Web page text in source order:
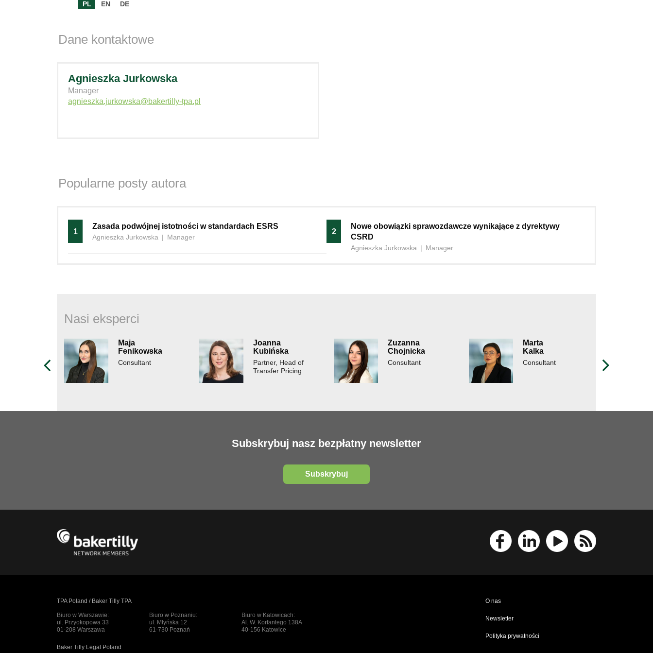
PL EN DE
Dane kontaktowe
Agnieszka Jurkowska
Manager
agnieszka.jurkowska@bakertilly-tpa.pl
Popularne posty autora
1
Zasada podwójnej istotności w standardach ESRS
Agnieszka Jurkowska | Manager
2
Nowe obowiązki sprawozdawcze wynikające z dyrektywy
CSRD
Agnieszka Jurkowska | Manager
Nasi eksperci
Maja
Fenikowska
Consultant
Joanna
Kubińska
Partner, Head of
Transfer Pricing
Zuzanna
Chojnicka
Consultant
Marta
Kalka
Consultant
Subskrybuj nasz bezpłatny newsletter
Subskrybuj
TPA Poland / Baker Tilly TPA
Biuro w Warszawie:
ul. Przyokopowa 33
01-208 Warszawa
Biuro w Poznaniu:
ul. Młyńska 12
61-730 Poznań
Biuro w Katowicach:
Al. W. Korfantego 138A
40-156 Katowice
Baker Tilly Legal Poland
O nas
Newsletter
Polityka prywatności